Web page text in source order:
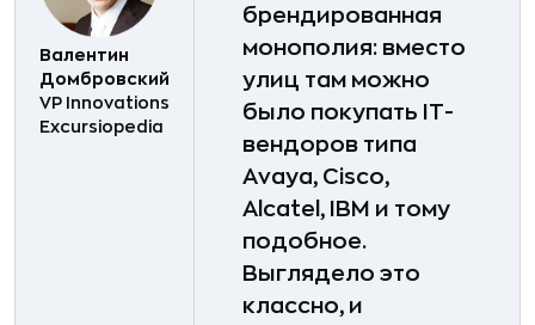
Валентин
Домбровский
VP Innovations
Excursiopedia
брендированная
монополия: вместо
улиц там можно
было покупать IT-
вендоров типа
Avaya, Cisco,
Alcatel, IBM и тому
подобное.
Выглядело это
классно, и